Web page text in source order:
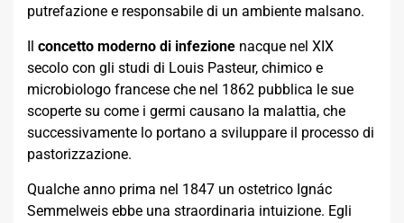
putrefazione e responsabile di un ambiente malsano.
concetto moderno di infezione nacque nel XIX
secolo con gli studi di Louis Pasteur, chimico e
microbiologo francese che nel 1862 pubblica le sue
scoperte su come i germi causano la malattia, che
successivamente lo portano a sviluppare il processo di
pastorizzazione.
Qualche anno prima nel 1847 un ostetrico Ignác
Semmelweis ebbe una straordinaria intuizione. Egli